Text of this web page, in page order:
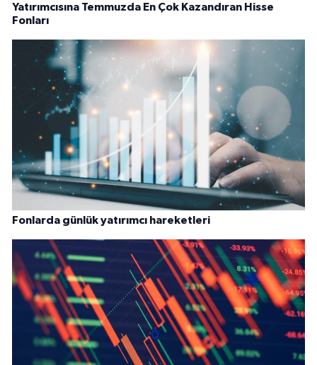
Yatırımcısına Temmuzda En Çok Kazandıran Hisse
Fonları
Fonlarda günlük yatırımcı hareketleri